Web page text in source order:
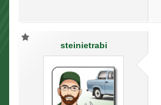
steinietrabi